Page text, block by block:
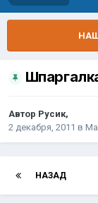
Автор Русик,
2 декабря, 2011 в
НАЗАД